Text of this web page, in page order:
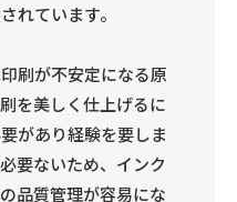
れています。
刷が不安定になる原
を美しく仕上げるに
があり経験を要しま
要ないため、インク
品質管理が容易にな